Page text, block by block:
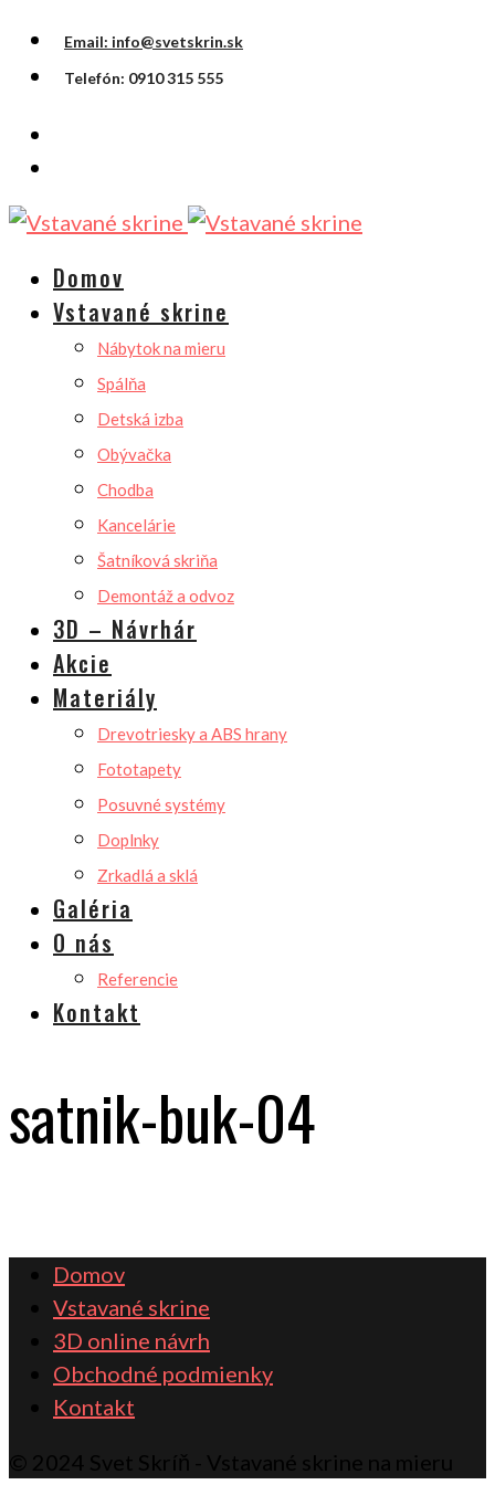
Email: info@svetskrin.sk
Telefón: 0910 315 555
Domov
Vstavané skrine
Nábytok na mieru
Spálňa
Detská izba
Obývačka
Chodba
Kancelárie
Šatníková skriňa
Demontáž a odvoz
3D – Návrhár
Akcie
Materiály
Drevotriesky a ABS hrany
Fototapety
Posuvné systémy
Doplnky
Zrkadlá a sklá
Galéria
O nás
Referencie
Kontakt
satnik-buk-04
Domov
Vstavané skrine
3D online návrh
Obchodné podmienky
Kontakt
© 2024 Svet Skríň - Vstavané skrine na mieru